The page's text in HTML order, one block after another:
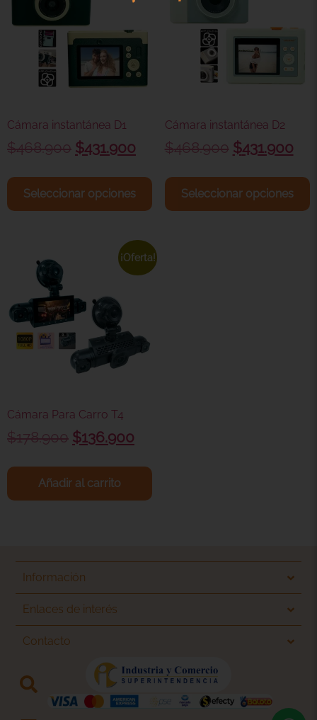
Cámara instantánea D1
$468.900 $431.900
Seleccionar opciones
Cámara instantánea D2
$468.900 $431.900
Seleccionar opciones
¡Oferta!
Cámara Para Carro T4
$178.900 $136.900
Añadir al carrito
Información
Enlaces de interés
Contacto